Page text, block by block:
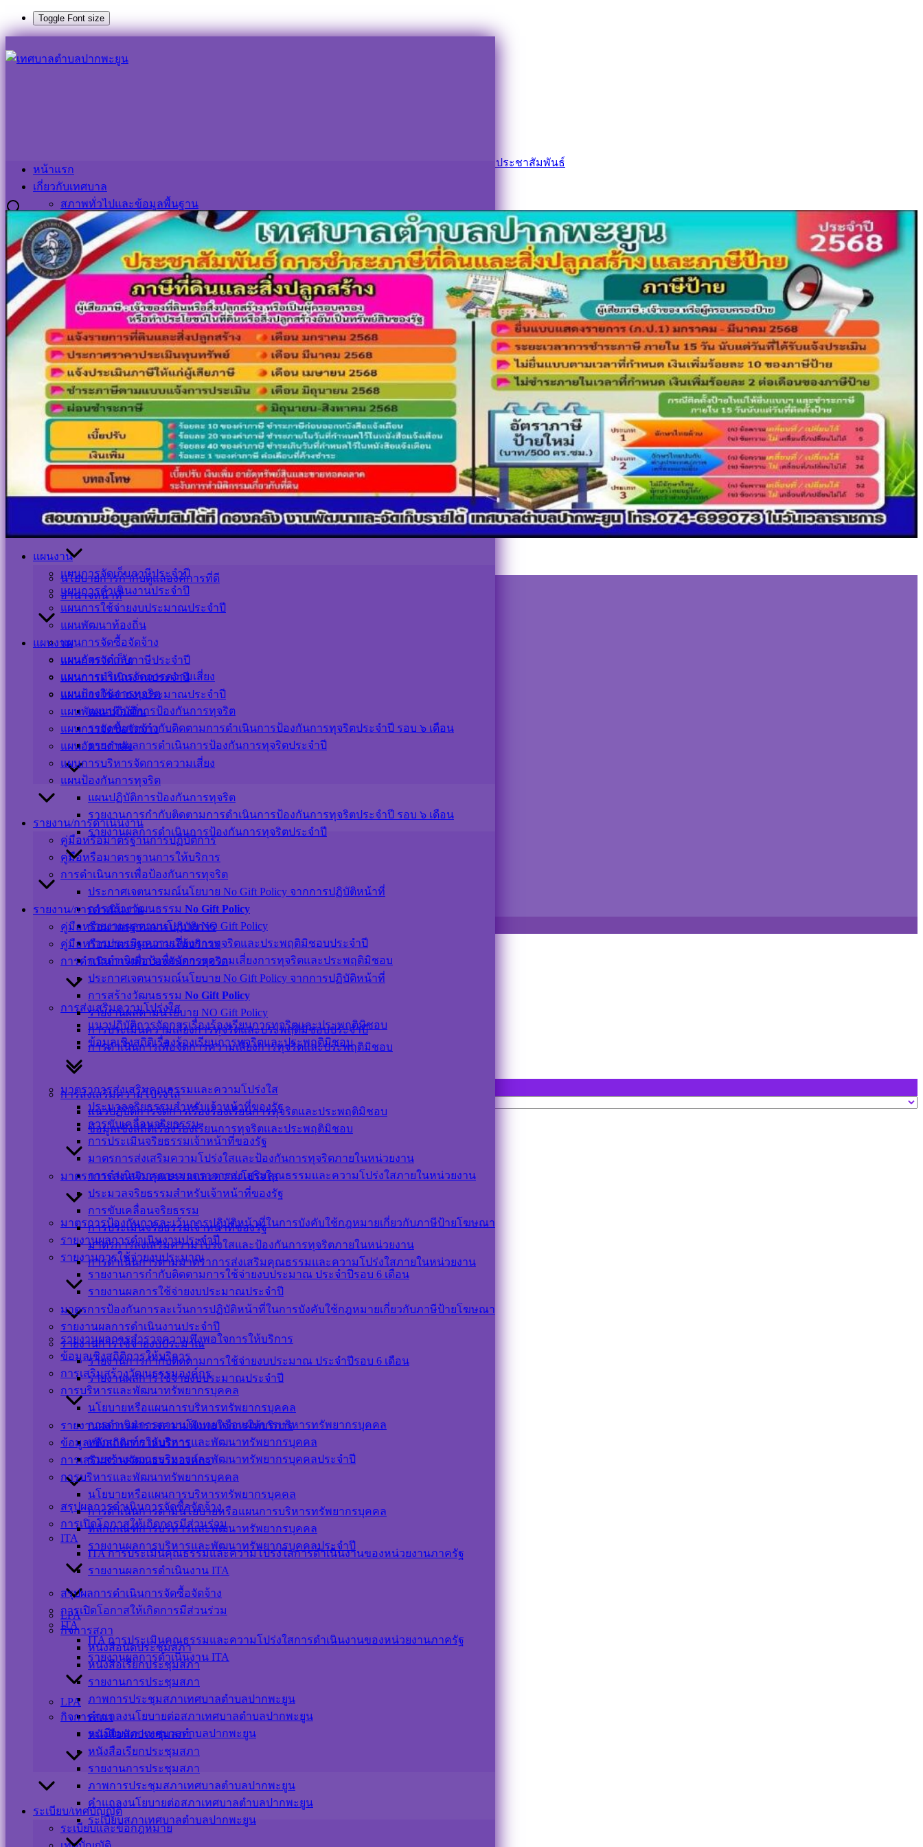
Toggle Font size
Skip
to
content
หน้าแรก
เกี่ยวกับเทศบาล
สภาพทั่วไปและข้อมูลพื้นฐาน
วิสัยทัศน์และพันธกิจ
แผนยุทธศาสตร์การพัฒนา
โครงสร้างองค์กร
ข้อมูลบุคลากร
คณะผู้บริหาร
สภาเทศบาล
หัวหน้าส่วนราชการ
สำนักปลัด
กองคลัง
กองช่าง
กองสาธารณสุขและสิ่งแวดล้อม
กองการศึกษา
กองการประปา
หน่วยงานตรวจสอบภายใน
นโยบายการกำกับดูแลองค์การที่ดี
อำนาจหน้าที่
แผนงาน
แผนการจัดเก็บภาษีประจำปี
แผนการดำเนินงานประจำปี
แผนการใช้จ่ายงบประมาณประจำปี
แผนพัฒนาท้องถิ่น
แผนการจัดซื้อจัดจ้าง
แผนอัตรากำลัง
แผนการบริหารจัดการความเสี่ยง
แผนป้องกันการทุจริต
แผนปฏิบัติการป้องกันการทุจริต
รายงานการกำกับติดตามการดำเนินการป้องกันการทุจริตประจำปี รอบ ๖ เดือน
รายงานผลการดำเนินการป้องกันการทุจริตประจำปี
รายงาน/การดำเนินงาน
คู่มือหรือมาตรฐานการปฏิบัติการ
คู่มือหรือมาตราฐานการให้บริการ
การดำเนินการเพื่อป้องกันการทุจริต
ประกาศเจตนารมณ์นโยบาย No Gift Policy จากการปฏิบัติหน้าที่
การสร้างวัฒนธรรม No Gift Policy
รายงานผลตามนโยบาย NO Gift Policy
การประเมินความเสี่ยงการทุจริตและประพฤติมิชอบประจำปี
การดำเนินการเพื่อจัดการความเสี่ยงการทุจริตและประพฤติมิชอบ
การส่งเสริมความโปร่งใส
แนวปฏิบัติการจัดการเรื่องร้องเรียนการทุจริตและประพฤติมิชอบ
ข้อมูลเชิงสถิติเรื่องร้องเรียนการทุจริตและประพฤติมิชอบ
มาตราการส่งเสริมคุณธรรมและความโปร่งใส
ประมวลจริยธรรมสำหรับเจ้าหน้าที่ของรัฐ
การขับเคลื่อนจริยธรรม
การประเมินจริยธรรมเจ้าหน้าที่ของรัฐ
มาตรการส่งเสริมความโปร่งใสและป้องกันการทุจริตภายในหน่วยงาน
การดำเนินการตามมาตราการส่งเสริมคุณธรรมและความโปร่งใสภายในหน่วยงาน
มาตรการป้องกันการละเว้นการปฏิบัติหน้าที่ในการบังคับใช้กฎหมายเกี่ยวกับภาษีป้ายโฆษณา
รายงานผลการดำเนินงานประจำปี
รายงานการใช้จ่ายงบประมาณ
รายงานการกำกับติดตามการใช้จ่ายงบประมาณ ประจำปีรอบ 6 เดือน
รายงานผลการใช้จ่ายงบประมาณประจำปี
รายงานผลการสำรวจความพึงพอใจการให้บริการ
ข้อมูลเชิงสถิติการให้บริการ
การเสริมสร้างวัฒนธรรมองค์กร
การบริหารและพัฒนาทรัพยากรบุคคล
นโยบายหรือแผนการบริหารทรัพยากรบุคคล
การดำเนินการตามนโยบายหรือแผนการบริหารทรัพยากรบุคคล
หลักเกณฑ์การบริหารและพัฒนาทรัพยากรบุคคล
รายงานผลการบริหารและพัฒนาทรัพยากรบุคคลประจำปี
สรุปผลการดำเนินการจัดซื้อจัดจ้าง
การเปิดโอกาสให้เกิดการมีส่วนร่วม
ITA
ITA การประเมินคุณธรรมและความโปร่งใสการดำเนินงานของหน่วยงานภาครัฐ
รายงานผลการดำเนินงาน ITA
LPA
กิจการสภา
หนังสือนัดประชุมสภา
หนังสือเรียกประชุมสภา
รายงานการประชุมสภา
ภาพการประชุมสภาเทศบาลตำบลปากพะยูน
คำแถลงนโยบายต่อสภาเทศบาลตำบลปากพะยูน
ระเบียบสภาเทศบาลตำบลปากพะยูน
ระเบียบ/เทศบัญญัติ
ระเบียบและข้อกฎหมาย
หน้าแรก
เกี่ยวกับเทศบาล
สภาพทั่วไปและข้อมูลพื้นฐาน
วิสัยทัศน์และพันธกิจ
แผนยุทธศาสตร์การพัฒนา
โครงสร้างองค์กร
ข้อมูลบุคลากร
คณะผู้บริหาร
สภาเทศบาล
หัวหน้าส่วนราชการ
สำนักปลัด
กองคลัง
กองช่าง
กองสาธารณสุขและสิ่งแวดล้อม
กองการศึกษา
กองการประปา
หน่วยงานตรวจสอบภายใน
นโยบายการกำกับดูแลองค์การที่ดี
อำนาจหน้าที่
แผนงาน
แผนการจัดเก็บภาษีประจำปี
แผนการดำเนินงานประจำปี
แผนการใช้จ่ายงบประมาณประจำปี
แผนพัฒนาท้องถิ่น
แผนการจัดซื้อจัดจ้าง
แผนอัตรากำลัง
แผนการบริหารจัดการความเสี่ยง
แผนป้องกันการทุจริต
แผนปฏิบัติการป้องกันการทุจริต
รายงานการกำกับติดตามการดำเนินการป้องกันการทุจริตประจำปี รอบ ๖ เดือน
รายงานผลการดำเนินการป้องกันการทุจริตประจำปี
รายงาน/การดำเนินงาน
คู่มือหรือมาตรฐานการปฏิบัติการ
คู่มือหรือมาตราฐานการให้บริการ
การดำเนินการเพื่อป้องกันการทุจริต
ประกาศเจตนารมณ์นโยบาย No Gift Policy จากการปฏิบัติหน้าที่
การสร้างวัฒนธรรม No Gift Policy
รายงานผลตามนโยบาย NO Gift Policy
การประเมินความเสี่ยงการทุจริตและประพฤติมิชอบประจำปี
การดำเนินการเพื่อจัดการความเสี่ยงการทุจริตและประพฤติมิชอบ
การส่งเสริมความโปร่งใส
แนวปฏิบัติการจัดการเรื่องร้องเรียนการทุจริตและประพฤติมิชอบ
ข้อมูลเชิงสถิติเรื่องร้องเรียนการทุจริตและประพฤติมิชอบ
มาตราการส่งเสริมคุณธรรมและความโปร่งใส
ประมวลจริยธรรมสำหรับเจ้าหน้าที่ของรัฐ
การขับเคลื่อนจริยธรรม
การประเมินจริยธรรมเจ้าหน้าที่ของรัฐ
มาตรการส่งเสริมความโปร่งใสและป้องกันการทุจริตภายในหน่วยงาน
การดำเนินการตามมาตราการส่งเสริมคุณธรรมและความโปร่งใสภายในหน่วยงาน
มาตรการป้องกันการละเว้นการปฏิบัติหน้าที่ในการบังคับใช้กฎหมายเกี่ยวกับภาษีป้ายโฆษณา
รายงานผลการดำเนินงานประจำปี
รายงานการใช้จ่ายงบประมาณ
รายงานการกำกับติดตามการใช้จ่ายงบประมาณ ประจำปีรอบ 6 เดือน
รายงานผลการใช้จ่ายงบประมาณประจำปี
รายงานผลการสำรวจความพึงพอใจการให้บริการ
ข้อมูลเชิงสถิติการให้บริการ
การเสริมสร้างวัฒนธรรมองค์กร
การบริหารและพัฒนาทรัพยากรบุคคล
นโยบายหรือแผนการบริหารทรัพยากรบุคคล
การดำเนินการตามนโยบายหรือแผนการบริหารทรัพยากรบุคคล
หลักเกณฑ์การบริหารและพัฒนาทรัพยากรบุคคล
รายงานผลการบริหารและพัฒนาทรัพยากรบุคคลประจำปี
สรุปผลการดำเนินการจัดซื้อจัดจ้าง
การเปิดโอกาสให้เกิดการมีส่วนร่วม
ITA
ITA การประเมินคุณธรรมและความโปร่งใสการดำเนินงานของหน่วยงานภาครัฐ
รายงานผลการดำเนินงาน ITA
LPA
กิจการสภา
หนังสือนัดประชุมสภา
หนังสือเรียกประชุมสภา
รายงานการประชุมสภา
ภาพการประชุมสภาเทศบาลตำบลปากพะยูน
คำแถลงนโยบายต่อสภาเทศบาลตำบลปากพะยูน
ระเบียบสภาเทศบาลตำบลปากพะยูน
Search
11 กุมภาพันธ์ 2025 ข่าวประชาสัมพันธ์
การชำระภาษีที่ดินและสิ่งปลูกสร้าง และภาษีป้าย ประจำปี ๒๕๖๘
Visitor Counter
Users Today : 8
Users This Month : 252
Users This Year : 12021
Total Users : 39351
Who's Online : 0
Your IP Address : 216.73.216.193
Powered ByWPS Visitor Counter
เครือข่ายสังคมออนไลน์
แผนผังเว็บไซต์
นโยบายเว็บไซต์
นโยบายการคุ้มครองข้อมูลส่วนบุคคล และการ
ใช้งานคุกกี้
นโยบายการรักษาความมั่นคงปลอดภัยเว็บไซต์
©สงวนลิขสิทธิ์ เทศบาลตำบลปากพะยูน.
Messenger
เปลี่ยนภาษา
Translate